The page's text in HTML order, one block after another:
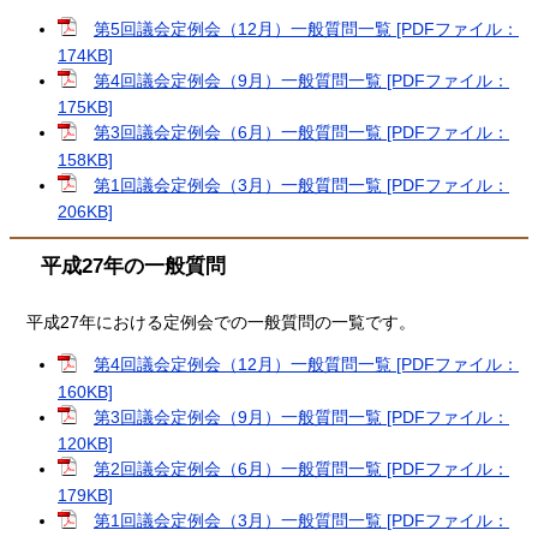
第5回議会定例会（12月）一般質問一覧 [PDFファイル：
174KB]
第4回議会定例会（9月）一般質問一覧 [PDFファイル：
175KB]
第3回議会定例会（6月）一般質問一覧 [PDFファイル：
158KB]
第1回議会定例会（3月）一般質問一覧 [PDFファイル：
206KB]
平成27年の一般質問
平成27年における定例会での一般質問の一覧です。
第4回議会定例会（12月）一般質問一覧 [PDFファイル：
160KB]
第3回議会定例会（9月）一般質問一覧 [PDFファイル：
120KB]
第2回議会定例会（6月）一般質問一覧 [PDFファイル：
179KB]
第1回議会定例会（3月）一般質問一覧 [PDFファイル：